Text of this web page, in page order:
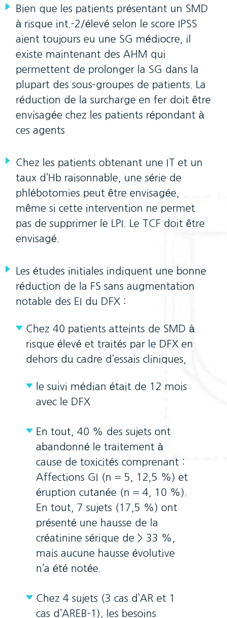
Bien que les patients présentant un SMD
à risque int.-2/élevé selon le score IPSS
aient toujours eu une SG médiocre, il
existe maintenant des AHM qui
permettent de prolonger la SG dans la
plupart des sous-groupes de patients. La
réduction de la surcharge en fer doit être
envisagée chez les patients répondant à
ces agents
Chez les patients obtenant une IT et un
taux d’Hb raisonnable, une série de
phlébotomies peut être envisagée,
même si cette intervention ne permet
pas de supprimer le LPI. Le TCF doit être
envisagé.
Les études initiales indiquent une bonne
réduction de la FS sans augmentation
notable des EI du DFX :
Chez 40 patients atteints de SMD à
risque élevé et traités par le DFX en
dehors du cadre d’essais cliniques,
le suivi médian était de 12 mois
avec le DFX
En tout, 40 % des sujets ont
abandonné le traitement à
cause de toxicités comprenant :
Affections GI (n = 5, 12,5 %) et
éruption cutanée (n = 4, 10 %).
En tout, 7 sujets (17,5 %) ont
présenté une hausse de la
créatinine sérique de > 33 %,
mais aucune hausse évolutive
n’a été notée.
Chez 4 sujets (3 cas d’AR et 1
cas d’AREB-1), les besoins